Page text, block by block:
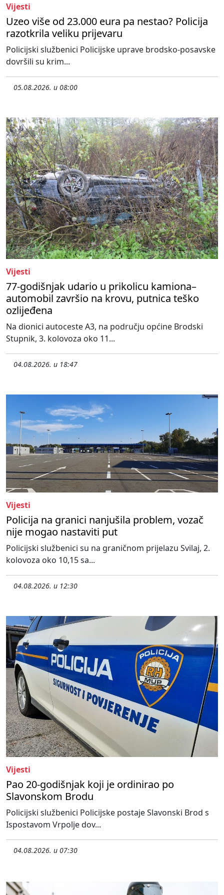
Vijesti
Uzeo više od 23.000 eura pa nestao? Policija
razotkrila veliku prijevaru
Policijski službenici Policijske uprave brodsko-posavske
dovršili su krim...
05.08.2026. u 08:00
Vijesti
77-godišnjak udario u prikolicu kamiona–
automobil završio na krovu, putnica teško
ozlijeđena
Na dionici autoceste A3, na području općine Brodski
Stupnik, 3. kolovoza oko 11...
04.08.2026. u 18:47
Vijesti
Policija na granici nanjušila problem, vozač
nije mogao nastaviti put
Policijski službenici su na graničnom prijelazu Svilaj, 2.
kolovoza oko 10,15 sa...
04.08.2026. u 12:30
Vijesti
Pao 20-godišnjak koji je ordinirao po
Slavonskom Brodu
Policijski službenici Policijske postaje Slavonski Brod s
Ispostavom Vrpolje dov...
04.08.2026. u 07:30